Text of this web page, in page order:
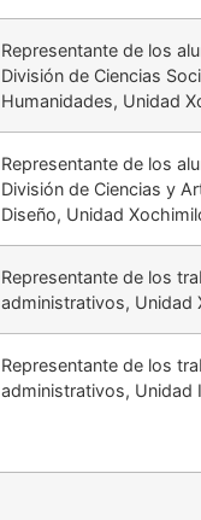
Representante de los
División de Ciencias
Humanidades, Unidad
Representante de los
División de Ciencias y
Diseño, Unidad
Representante de los
administrativos, Unidad
Representante de los
administrativos, Unidad